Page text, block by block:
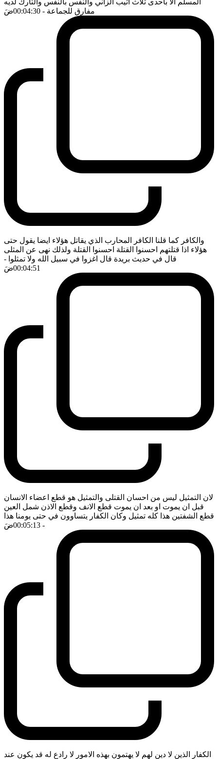
المسلم الا باحدى ثلاث اثيب الزاني والنفس بالنفس والتارك لديه
مفارق للجماعة - 00:04:30 ضَ
والكافر كما قلنا الكافر المحارب الذي يقاتل هؤلاء ايضا يقول حتى
هؤلاء اذا قتلتهم احسنوا القتلة احسنوا القتلة ولذلك نهى عن المثلى
قال في حديث بريدة قال اغزوا في سبيل الله ولا تمثلوا -
00:04:51ضَ
لان التمثيل ليس من احسان القتلى والتمثيل هو قطع اعضاء الانسان
قبل ان يموت او بعد ان يموت قطع الانف وقطع الاذن شمل العين
قطع الشفتين هذا كله تمثيل وكان الكفار يتساوون في حتى يومنا هذا
- 00:05:13
ضَ
الكفار الذين لا دين لهم لا يهتمون بهذه الامور لا رادع له قد يكون عند